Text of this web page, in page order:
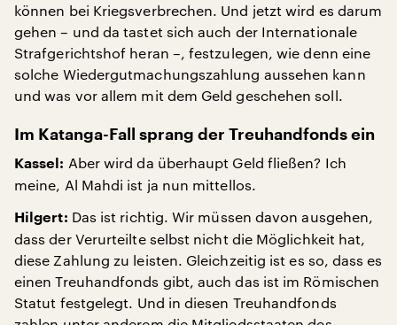
können bei Kriegsverbrechen. Und jetzt wird es darum
gehen – und da tastet sich auch der Internationale
Strafgerichtshof heran –, festzulegen, wie denn eine
solche Wiedergutmachungszahlung aussehen kann
und was vor allem mit dem Geld geschehen soll.
Im Katanga-Fall sprang der Treuhandfonds ein
Kassel: Aber wird da überhaupt Geld fließen? Ich
meine, Al Mahdi ist ja nun mittellos.
Hilgert: Das ist richtig. Wir müssen davon ausgehen,
dass der Verurteilte selbst nicht die Möglichkeit hat,
diese Zahlung zu leisten. Gleichzeitig ist es so, dass es
einen Treuhandfonds gibt, auch das ist im Römischen
Statut festgelegt. Und in diesen Treuhandfonds